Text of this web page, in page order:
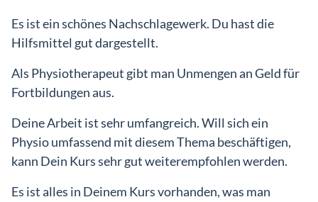
Es ist ein schönes Nachschlagewerk. Du hast die
Hilfsmittel gut dargestellt.
Als Physiotherapeut gibt man Unmengen an Geld für
Fortbildungen aus.
Deine Arbeit ist sehr umfangreich. Will sich ein
Physio umfassend mit diesem Thema beschäftigen,
kann Dein Kurs sehr gut weiterempfohlen werden.
Es ist alles in Deinem Kurs vorhanden, was man